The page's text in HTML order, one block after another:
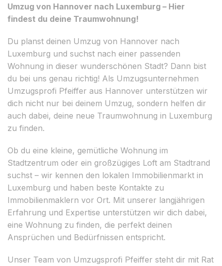
Umzug von Hannover nach Luxemburg – Hier
findest du deine Traumwohnung!
Du planst deinen Umzug von Hannover nach
Luxemburg und suchst nach einer passenden
Wohnung in dieser wunderschönen Stadt? Dann bist
du bei uns genau richtig! Als Umzugsunternehmen
Umzugsprofi Pfeiffer aus Hannover unterstützen wir
dich nicht nur bei deinem Umzug, sondern helfen dir
auch dabei, deine neue Traumwohnung in Luxemburg
zu finden.
Ob du eine kleine, gemütliche Wohnung im
Stadtzentrum oder ein großzügiges Loft am Stadtrand
suchst – wir kennen den lokalen Immobilienmarkt in
Luxemburg und haben beste Kontakte zu
Immobilienmaklern vor Ort. Mit unserer langjährigen
Erfahrung und Expertise unterstützen wir dich dabei,
eine Wohnung zu finden, die perfekt deinen
Ansprüchen und Bedürfnissen entspricht.
Unser Team von Umzugsprofi Pfeiffer steht dir mit Rat